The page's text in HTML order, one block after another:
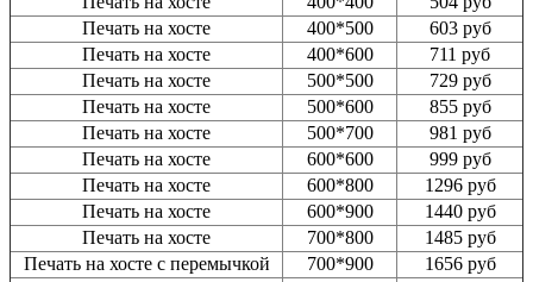
Печать на хосте
400*500
603 руб
Печать на хосте
400*600
711 руб
Печать на хосте
500*500
729 руб
Печать на хосте
500*600
855 руб
Печать на хосте
500*700
981 руб
Печать на хосте
600*600
999 руб
Печать на хосте
600*800
1296 руб
Печать на хосте
600*900
1440 руб
Печать на хосте
700*800
1485 руб
Печать на хосте с перемычкой
700*900
1656 руб